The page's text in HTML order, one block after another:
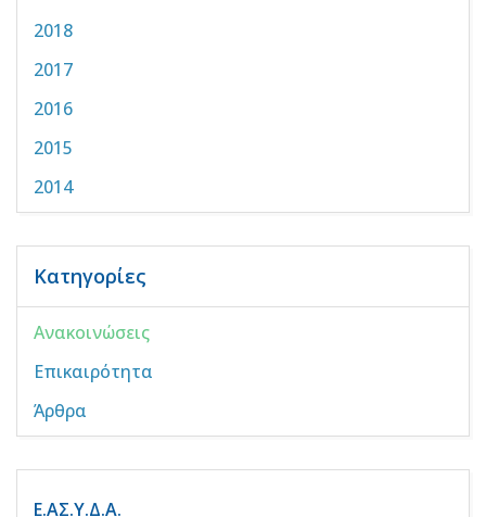
2018
2017
2016
2015
2014
Κατηγορίες
Ανακοινώσεις
Επικαιρότητα
Άρθρα
Ε.ΑΣ.Υ.Δ.Α.